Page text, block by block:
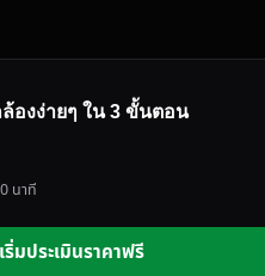
องง่ายๆ ใน 3 ขั้นตอน
นาที
เริ่มประเมินราคาฟรี